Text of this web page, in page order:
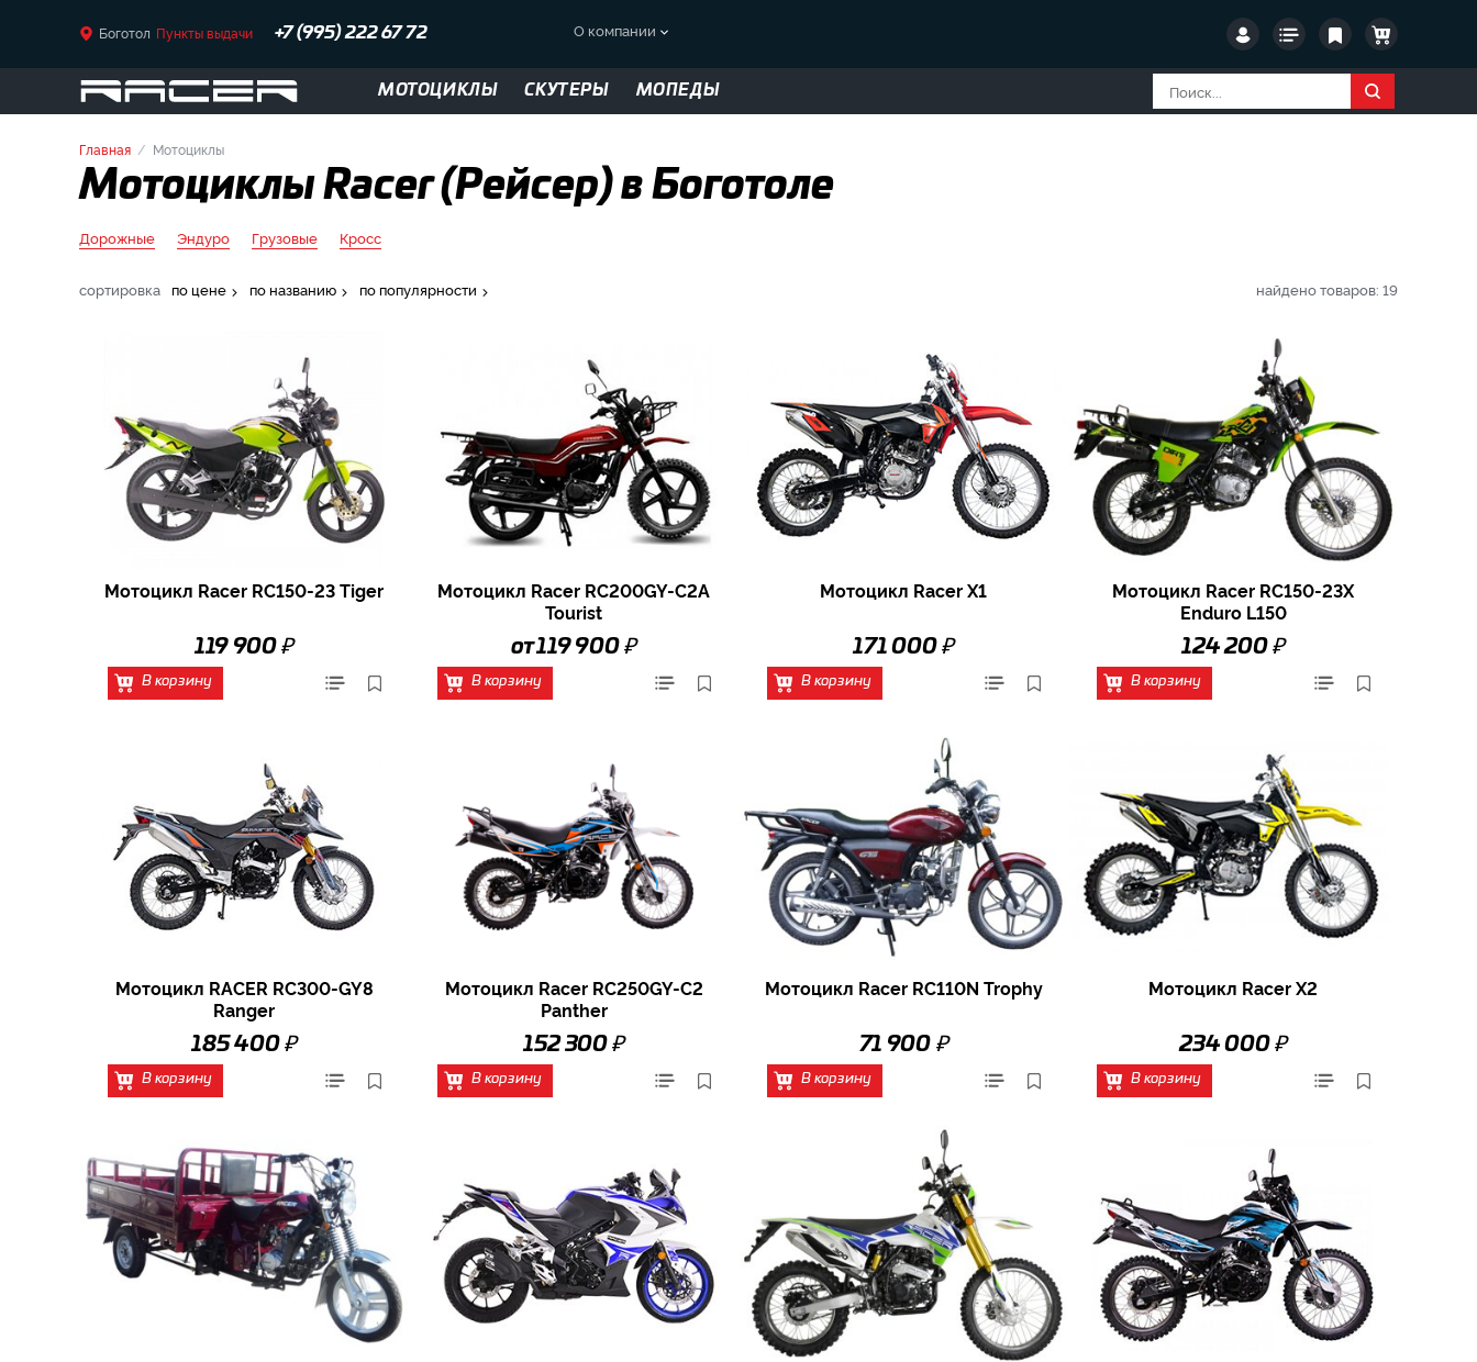
Боготол Пункты выдачи +7 (995) 222 67 72 О компании
МОТОЦИКЛЫ СКУТЕРЫ МОПЕДЫ
Главная Мотоциклы
Мотоциклы Racer (Рейсер) в Боготоле
Дорожные Эндуро Грузовые Кросс
сортировка по цене по названию по популярности найдено товаров: 19
Мотоцикл Racer RC150-23 Tiger
119 900 ₽
В корзину
Мотоцикл Racer RC200GY-C2A
Tourist
от 119 900 ₽
В корзину
Мотоцикл Racer X1
171 000 ₽
В корзину
Мотоцикл Racer RC150-23X
Enduro L150
124 200 ₽
В корзину
Мотоцикл RACER RC300-GY8
Ranger
185 400 ₽
В корзину
Мотоцикл Racer RC250GY-C2
Panther
152 300 ₽
В корзину
Мотоцикл Racer RC110N Trophy
71 900 ₽
В корзину
Мотоцикл Racer X2
234 000 ₽
В корзину